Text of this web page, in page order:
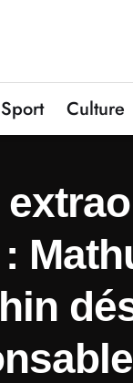
Sport Culture